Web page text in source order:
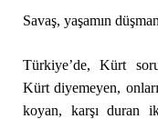
Savaş, yaşamın
Türkiye’de, Kürt
Kürt diyemeyen,
koyan, karşı duran